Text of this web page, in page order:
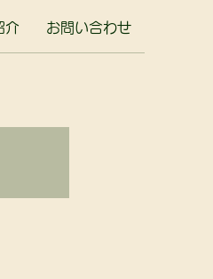
介 お問い合わせ